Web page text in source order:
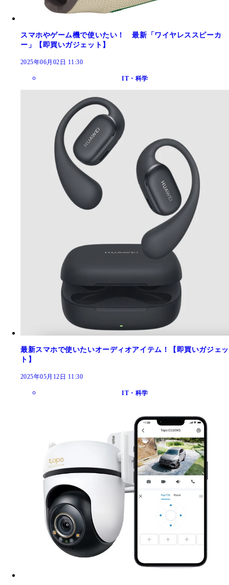
スマホやゲーム機で使いたい！ 最新「ワイヤレススピーカ
ー」【即買いガジェット】
2025年06月02日 11:30
IT・科学
最新スマホで使いたいオーディオアイテム！【即買いガジェッ
ト】
2025年05月12日 11:30
IT・科学